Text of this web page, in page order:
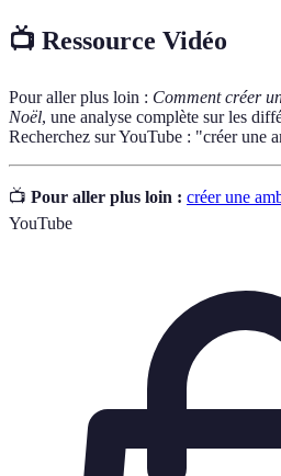
📺 Ressource Vidéo
Pour aller plus loin : Comment créer
Noël, une analyse complète sur les
Recherchez sur YouTube : "créer une
📺 Pour aller plus loin : créer une
YouTube